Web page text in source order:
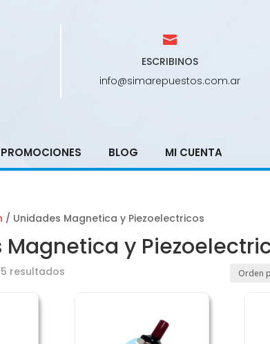
ESCRIBINOS
info@simarepuestos.com.ar
PROMOCIONES BLOG MI CUENTA
/ Unidades Magnetica y Piezoelectricos
Magnetica y
resultados